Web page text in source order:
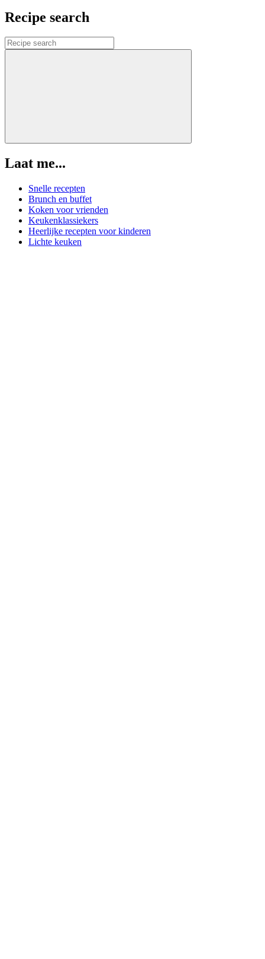
Recipe search
Laat me...
Snelle recepten
Brunch en buffet
Koken voor vrienden
Keukenklassiekers
Heerlijke recepten voor kinderen
Lichte keuken